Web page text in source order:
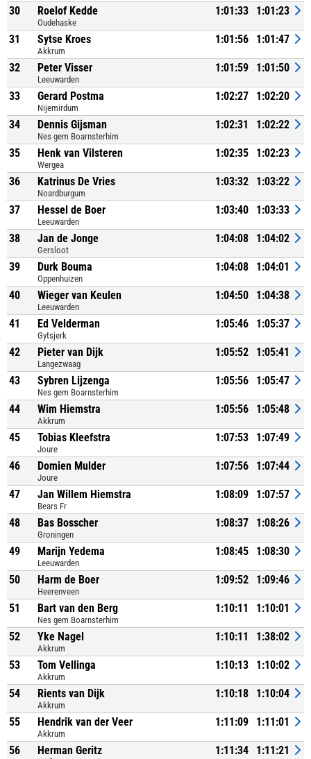
30 Roelof Kedde
Oudehaske
1:01:33 1:01:23
31 Sytse Kroes
Akkrum
1:01:56 1:01:47
32 Peter Visser
Leeuwarden
1:01:59 1:01:50
33 Gerard Postma
Nijemirdum
1:02:27 1:02:20
34 Dennis Gijsman
Nes gem Boarnsterhim
1:02:31 1:02:22
35 Henk van Vilsteren
Wergea
1:02:35 1:02:23
36 Katrinus De Vries
Noardburgum
1:03:32 1:03:22
37 Hessel de Boer
Leeuwarden
1:03:40 1:03:33
38 Jan de Jonge
Gersloot
1:04:08 1:04:02
39 Durk Bouma
Oppenhuizen
1:04:08 1:04:01
40 Wieger van Keulen
Leeuwarden
1:04:50 1:04:38
41 Ed Velderman
Gytsjerk
1:05:46 1:05:37
42 Pieter van Dijk
Langezwaag
1:05:52 1:05:41
43 Sybren Lijzenga
Nes gem Boarnsterhim
1:05:56 1:05:47
44 Wim Hiemstra
Akkrum
1:05:56 1:05:48
45 Tobias Kleefstra
Joure
1:07:53 1:07:49
46 Domien Mulder
Joure
1:07:56 1:07:44
47 Jan Willem Hiemstra
Bears Fr
1:08:09 1:07:57
48 Bas Bosscher
Groningen
1:08:37 1:08:26
49 Marijn Yedema
Leeuwarden
1:08:45 1:08:30
50 Harm de Boer
Heerenveen
1:09:52 1:09:46
51 Bart van den Berg
Nes gem Boarnsterhim
1:10:11 1:10:01
52 Yke Nagel
Akkrum
1:10:11 1:38:02
53 Tom Vellinga
Akkrum
1:10:13 1:10:02
54 Rients van Dijk
Akkrum
1:10:18 1:10:04
55 Hendrik van der Veer
Akkrum
1:11:09 1:11:01
56 Herman Geritz 1:11:34 1:11:21